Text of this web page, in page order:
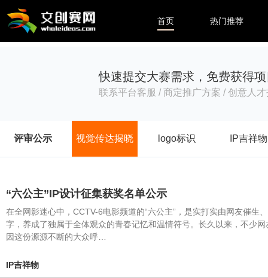
首页 热门推荐
快速提交大赛需求，免费获得
联系平台客服 / 商定推广方案 / 创意人
评审公示 视觉传达揭晓 logo标识 IP吉祥物
“六公主”IP设计征集获奖名单公示
在全网影迷心中，CCTV-6电影频道的“六公主”，是实打实由网友催
字，养成了独属于全体观众的青春记忆和温情符号。长久以来，不少
因这份源源不断的大众呼…
IP吉祥物